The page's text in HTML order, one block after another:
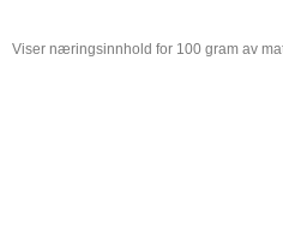
Viser næringsinnhold for 100 gram av